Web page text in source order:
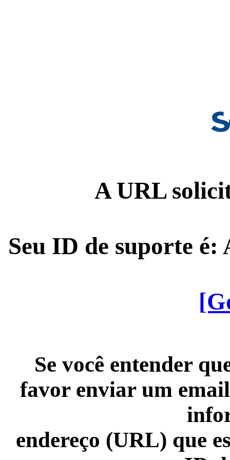
A URL
Seu ID de suporte é:
Se você entender
favor enviar um
endereço (URL) que